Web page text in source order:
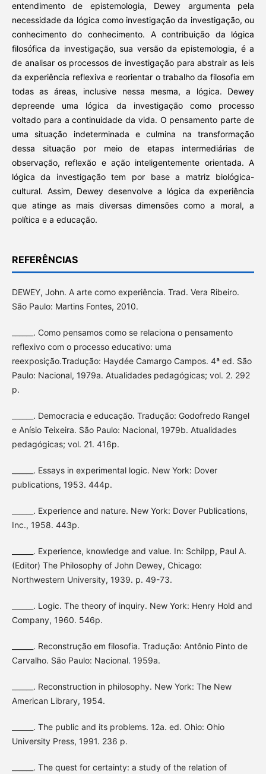
entendimento de epistemologia, Dewey argumenta pela
necessidade da lógica como investigação da investigação, ou
conhecimento do conhecimento. A contribuição da lógica
filosófica da investigação, sua versão da epistemologia, é a
de analisar os processos de investigação para abstrair as leis
da experiência reflexiva e reorientar o trabalho da filosofia em
todas as áreas, inclusive nessa mesma, a lógica. Dewey
depreende uma lógica da investigação como processo
voltado para a continuidade da vida. O pensamento parte de
uma situação indeterminada e culmina na transformação
dessa situação por meio de etapas intermediárias de
observação, reflexão e ação inteligentemente orientada. A
lógica da investigação tem por base a matriz biológica-
cultural. Assim, Dewey desenvolve a lógica da experiência
que atinge as mais diversas dimensões como a moral, a
política e a educação.
REFERÊNCIAS
DEWEY, John. A arte como experiência. Trad. Vera Ribeiro.
São Paulo: Martins Fontes, 2010.
______. Como pensamos como se relaciona o pensamento
reflexivo com o processo educativo: uma
reexposição.Tradução: Haydée Camargo Campos. 4ª ed. São
Paulo: Nacional, 1979a. Atualidades pedagógicas; vol. 2. 292
p.
______. Democracia e educação. Tradução: Godofredo Rangel
e Anísio Teixeira. São Paulo: Nacional, 1979b. Atualidades
pedagógicas; vol. 21. 416p.
______. Essays in experimental logic. New York: Dover
publications, 1953. 444p.
______. Experience and nature. New York: Dover Publications,
Inc., 1958. 443p.
______. Experience, knowledge and value. In: Schilpp, Paul A.
(Editor) The Philosophy of John Dewey, Chicago:
Northwestern University, 1939. p. 49-73.
______. Logic. The theory of inquiry. New York: Henry Hold and
Company, 1960. 546p.
______. Reconstrução em filosofia. Tradução: Antônio Pinto de
Carvalho. São Paulo: Nacional. 1959a.
______. Reconstruction in philosophy. New York: The New
American Library, 1954.
______. The public and its problems. 12a. ed. Ohio: Ohio
University Press, 1991. 236 p.
______. The quest for certainty: a study of the relation of